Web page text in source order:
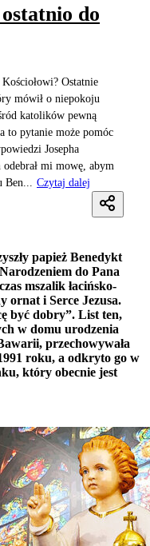
do
Ostatnie
mówił o niepokoju
katolików pewną
to pytanie może pomóc
Josepha
odebrał mi mowę, abym
Ben... Czytaj dalej
papież Benedykt
do Pana
mszalik łacińsko-
ornat i Serce Jezusa.
być dobry”. List ten,
w domu urodzenia
przechowywała
roku, a odkryto go w
który obecnie jest